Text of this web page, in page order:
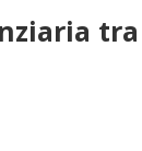
tra